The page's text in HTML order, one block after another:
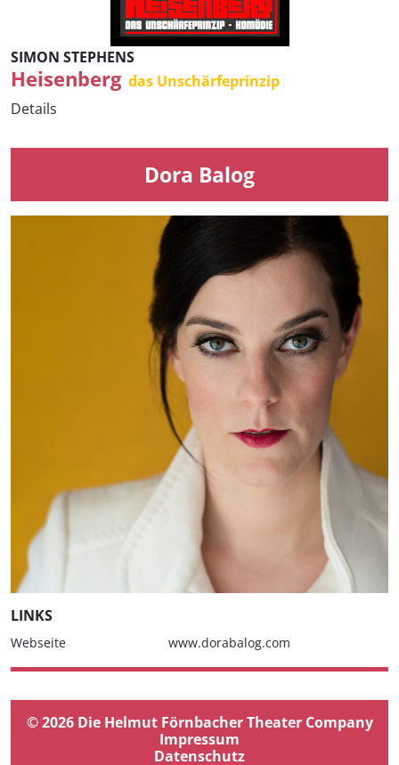
SIMON STEPHENS
Heisenberg das Unschärfeprinzip
Details
Dora Balog
LINKS
Webseite www.dorabalog.com
© 2026 Die Helmut Förnbacher Theater Company
Impressum
Datenschutz